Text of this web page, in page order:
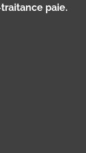
paie.